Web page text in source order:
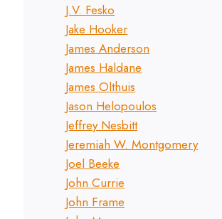
J.V. Fesko
Jake Hooker
James Anderson
James Haldane
James Olthuis
Jason Helopoulos
Jeffrey Nesbitt
Jeremiah W. Montgomery
Joel Beeke
John Currie
John Frame